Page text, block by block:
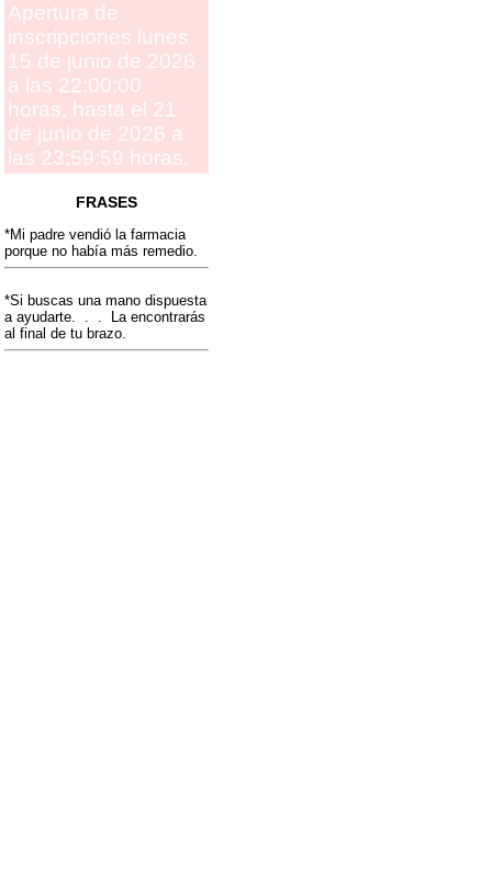
Apertura de
inscripciones lunes
15 de junio de 2026
a las 22:00:00
horas, hasta el 21
de junio de 2026 a
las 23:59:59 horas.
FRASES
*Mi padre vendió la farmacia
porque no había más remedio.
*Si buscas una mano dispuesta
a ayudarte. . . La encontrarás
al final de tu brazo.